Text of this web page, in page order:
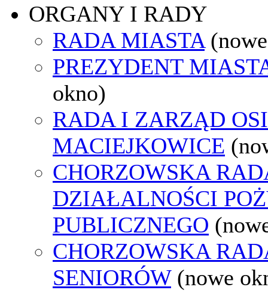
ORGANY I RADY
RADA MIASTA
PREZYDENT
okno)
RADA I ZARZĄD
MACIEJKOWICE
CHORZOWSKA
DZIAŁALNOŚCI
PUBLICZNEGO
CHORZOWSKA
SENIORÓW (nowe